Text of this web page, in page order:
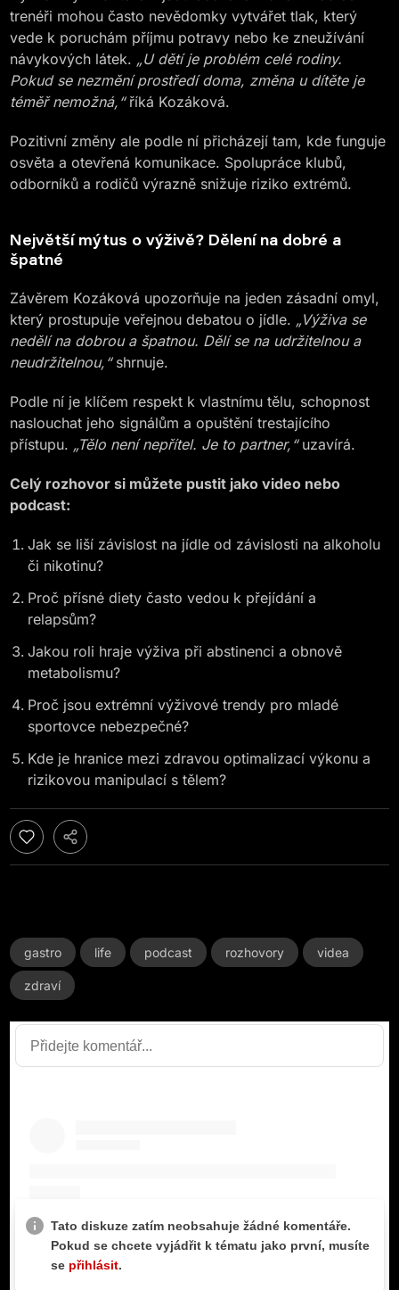
trenéři mohou často nevědomky vytvářet tlak, který
vede k poruchám příjmu potravy nebo ke zneužívání
návykových látek. „U dětí je problém celé rodiny.
Pokud se nezmění prostředí doma, změna u dítěte je
téměř nemožná,“říká Kozáková.
Pozitivní změny ale podle ní přicházejí tam, kde funguje
osvěta a otevřená komunikace. Spolupráce klubů,
odborníků a rodičů výrazně snižuje riziko extrémů.
Největší mýtus o výživě? Dělení na dobré a
špatné
Závěrem Kozáková upozorňuje na jeden zásadní omyl,
který prostupuje veřejnou debatou o jídle. „Výživa se
nedělí na dobrou a špatnou. Dělí se na udržitelnou a
neudržitelnou,“shrnuje.
Podle ní je klíčem respekt k vlastnímu tělu, schopnost
naslouchat jeho signálům a opuštění trestajícího
přístupu. „Tělo není nepřítel. Je to partner,“uzavírá.
Celý rozhovor si můžete pustit jako video nebo
podcast:
Jak se liší závislost na jídle od závislosti na alkoholu
či nikotinu?
Proč přísné diety často vedou k přejídání a
relapsům?
Jakou roli hraje výživa při abstinenci a obnově
metabolismu?
Proč jsou extrémní výživové trendy pro mladé
sportovce nebezpečné?
Kde je hranice mezi zdravou optimalizací výkonu a
rizikovou manipulací s tělem?
gastro life podcast rozhovory videa
zdraví